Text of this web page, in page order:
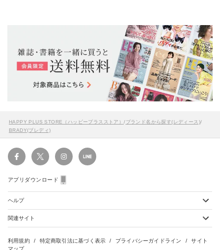
HAPPY PLUS STORE（ハッピープラスストア）/ブランド名から探す(レディース)/
BRADY(ブレディ)
アプリダウンロード
ヘルプ
ショッピングガイド
会員特典のご案内
関連サイト
雑誌定期購読について
利用規約 特定商取引法に基づく表示 プライバシーガイドライン
サイト
マップ